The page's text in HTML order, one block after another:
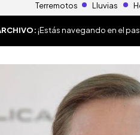
Terremotos Lluvias
¡Estás navegando en el